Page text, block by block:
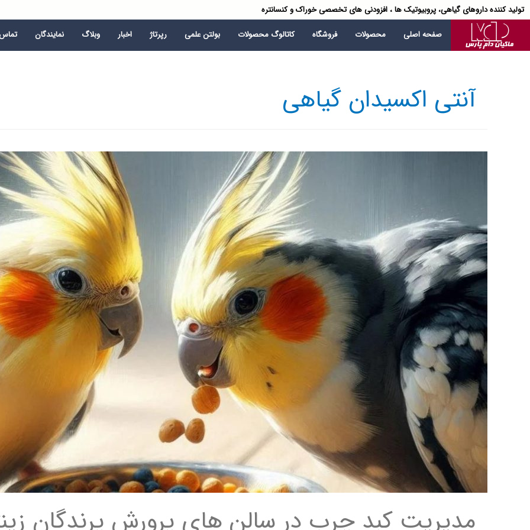
تولید کننده داروهای گیاهی، پروبیوتیک ها ، افزودنی های تخصصی خوراک و کنسانتره
صفحه اصلی محصولات فروشگاه کاتالوگ محصولات بولتن علمی رپرتاژ اخبار وبلاگ نمایندگان
آنتی اکسیدان گیاهی
مدیریت کبد چرب در سالن های پرورش پرندگان